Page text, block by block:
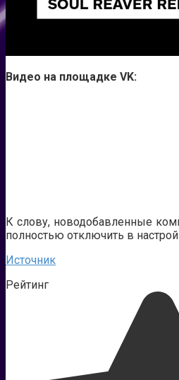
Видео на площадке VK:
К слову, новодобавленные
полностью отключить в
Источник
Рейтинг